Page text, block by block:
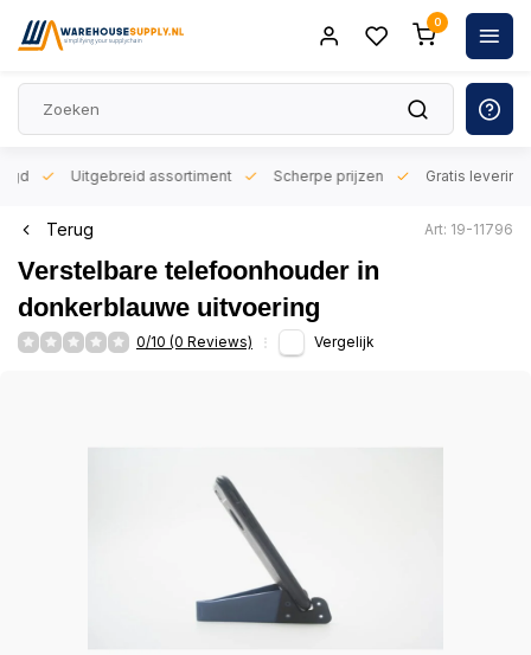
0
Uitgebreid assortiment Scherpe prijzen Gratis levering
Terug Art: 19-11796
Verstelbare telefoonhouder in
donkerblauwe uitvoering
0/10 (0 Reviews) Vergelijk